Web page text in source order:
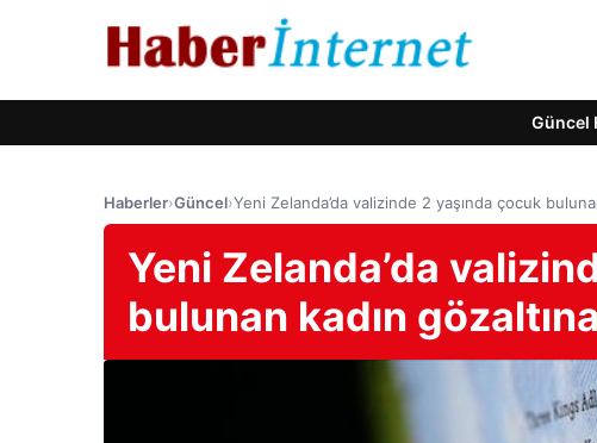
Güncel
Haberler›Güncel›Yeni Zelanda’da valizinde 2 yaşında çocuk
Yeni Zelanda’da
bulunan kadın gözaltına